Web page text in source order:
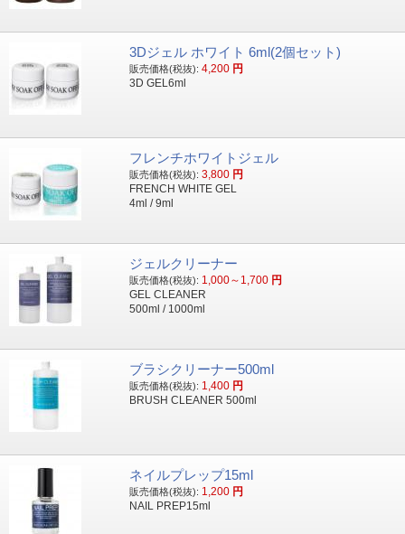
3Dジェル ホワイト 6ml(2個セット)
販売価格(税抜): 4,200 円
3D GEL6ml
フレンチホワイトジェル
販売価格(税抜): 3,800 円
FRENCH WHITE GEL
4ml / 9ml
ジェルクリーナー
販売価格(税抜): 1,000～1,700 円
GEL CLEANER
500ml / 1000ml
ブラシクリーナー500ml
販売価格(税抜): 1,400 円
BRUSH CLEANER 500ml
ネイルプレップ15ml
販売価格(税抜): 1,200 円
NAIL PREP15ml